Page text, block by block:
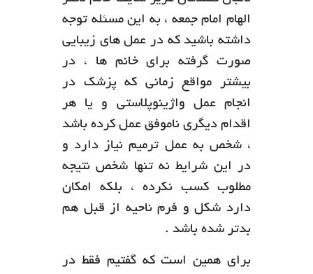
الهام امام جمعه ، به این مسئله توجه
داشته باشید که در عمل های زیبایی
صورت گرفته برای خانم ها ، در
بیشتر مواقع زمانی که پزشک در
انجام عمل واژینوپلاستی و یا هر
اقدام دیگری ناموفق عمل کرده باشد
، شخص به عمل ترمیم نیاز دارد و
در این شرایط نه تنها شخص نتیجه
مطلوب کسب نکرده ، بلکه امکان
دارد شکل و فرم ناحیه از قبل هم
بدتر شده باشد .
برای همین است که گفتیم فقط در